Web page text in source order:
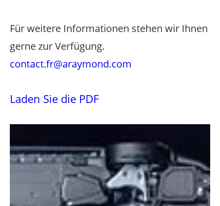
Für weitere Informationen stehen wir Ihnen
gerne zur Verfügung.
contact.fr@araymond.com
Laden Sie die PDF